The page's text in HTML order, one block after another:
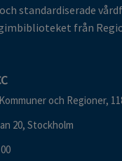
standardiserade
från
och Regioner,
20, Stockholm